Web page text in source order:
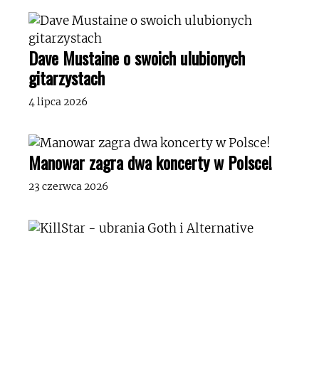
Dave Mustaine o swoich ulubionych
gitarzystach
4 lipca 2026
Manowar zagra dwa koncerty w Polsce!
23 czerwca 2026